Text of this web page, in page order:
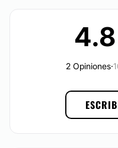
Hialuronidasa
Rellenos faciales
4.8
2 Opiniones·